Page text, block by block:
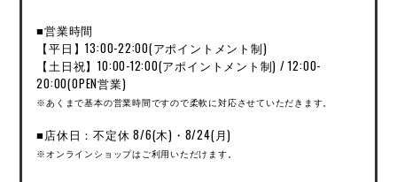
■営業時間
【平日】13:00-22:00(アポイントメント制)
【土日祝】10:00-12:00(アポイントメント制) / 12:00-
20:00(OPEN営業)
※あくまで基本の営業時間ですので柔軟に対応させていただきます。
■店休日：不定休 8/6(木)・8/24(月)
※オンラインショップはご利用いただけます。